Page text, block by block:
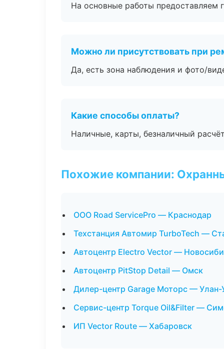
На основные работы предоставляем
Можно ли присутствовать при
Да, есть зона наблюдения и фото/
Какие способы оплаты?
Наличные, карты, безналичный
Похожие компании:
ООО Road ServicePro — Краснодар
Техстанция Автомир TurboTech —
Автоцентр Electro Vector —
Автоцентр PitStop Detail — Омск
Дилер-центр Garage Моторс — Улан-
Сервис-центр Torque Oil&Filter —
ИП Vector Route — Хабаровск